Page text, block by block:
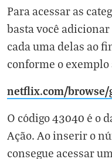
Para acessar as
basta você
cada uma delas ao
conforme o exemplo
netflix.com/browse/
O código 43040 é o
Ação. Ao inserir o
consegue acessar